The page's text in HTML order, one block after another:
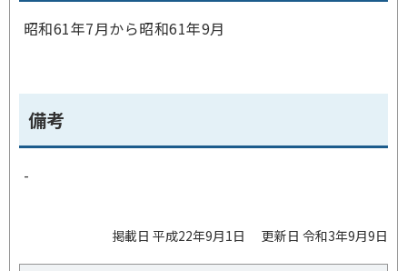
昭和61年7月から昭和61年9月
備考
-
掲載日 平成22年9月1日 更新日 令和3年9月9日